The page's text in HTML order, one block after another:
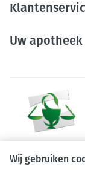
Wij gebruiken
Uw apotheek